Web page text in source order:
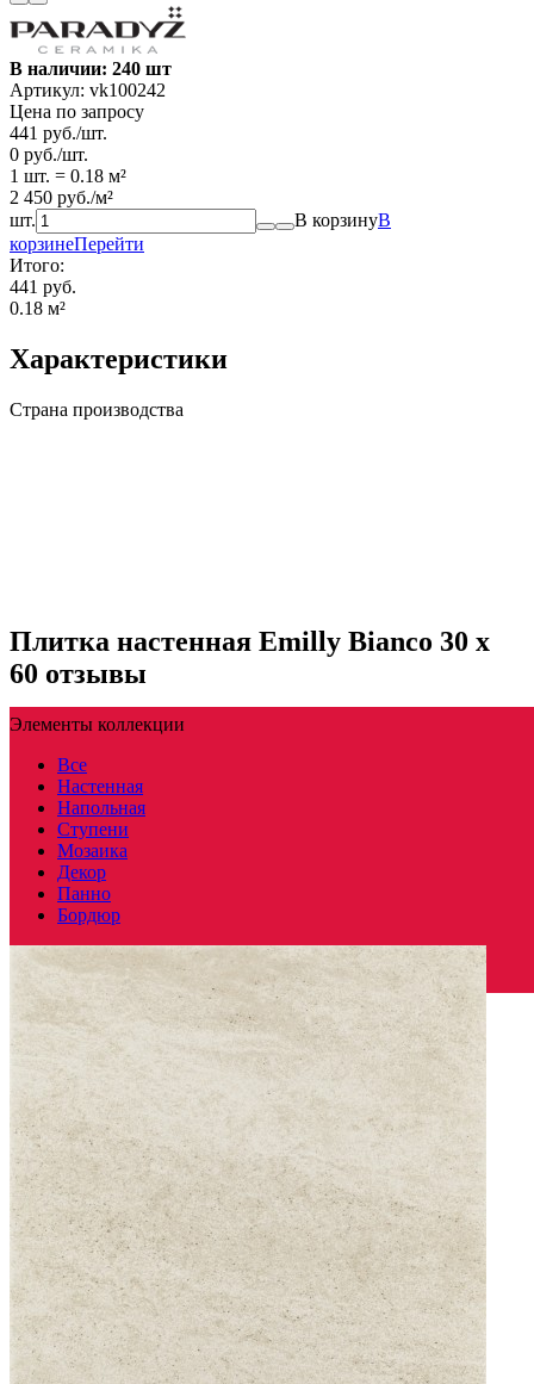
В наличии: 240 шт
Артикул: vk100242
Цена по запросу
441 руб./шт.
0 руб./шт.
1 шт. = 0.18 м²
2 450 руб./м²
шт.
В корзинуВ
корзинеПерейти
Итого:
441 руб.
0.18 м²
Характеристики
Страна производства
Польша
Производитель
PARADYZ CERAMICA
Коллекция
Paradyz Ceramica EMILLY / MILIO
Тип плитки
Размеры
Размеры30х60 см
Толщина9 мм
Ширина 30 см
Длина 60 см
Площадь в упаковке 1.44 кв. м.
Вес 1 упаковки 23.18 кг
Количество в коробке, шт.8
Свойства
НазначениеВанная комната, Кухня
МатериалКерамика
ПоверхностьМатовая, Ровная
ТехнологияМонопороза
Цвет
Белый
Плитка настенная Emilly Bianco 30 x
60 отзывы
Элементы коллекции
Все
Настенная
Напольная
Ступени
Мозаика
Декор
Панно
Бордюр